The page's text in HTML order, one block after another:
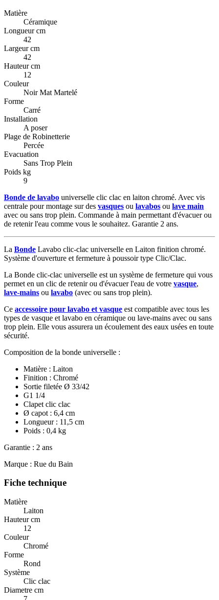
Matière
Céramique
Longueur cm
42
Largeur cm
42
Hauteur cm
12
Couleur
Noir Mat Martelé
Forme
Carré
Installation
A poser
Plage de Robinetterie
Percée
Evacuation
Sans Trop Plein
Poids kg
9
Bonde de lavabo universelle clic clac en laiton chromé. Avec vis
centrale pour montage sur des vasques ou lavabos ou lave main
avec ou sans trop plein. Commande à main permettant d'évacuer ou
de retenir l'eau comme vous le souhaitez. Garantie 2 ans.
La Bonde Lavabo clic-clac universelle en Laiton finition chromé.
Système d'ouverture et fermeture à poussoir type Clic/Clac.
La Bonde clic-clac universelle est un système de fermeture qui vous
permet en un clic de retenir ou d'évacuer l'eau de votre vasque,
lave-mains ou lavabo (avec ou sans trop plein).
Ce accessoire pour lavabo et vasque est compatible avec tous les
types de vasque et lavabo en céramique ou lave-mains avec ou sans
trop plein. Elle vous assurera un écoulement des eaux usées en toute
sécurité.
Composition de la bonde universelle :
Matière : Laiton
Finition : Chromé
Sortie filetée Ø 33/42
G1 1/4
Clapet clic clac
Ø capot : 6,4 cm
Longueur : 11,5 cm
Poids : 0,4 kg
Garantie : 2 ans
Marque : Rue du Bain
Fiche technique
Matière
Laiton
Hauteur cm
12
Couleur
Chromé
Forme
Rond
Système
Clic clac
Diametre cm